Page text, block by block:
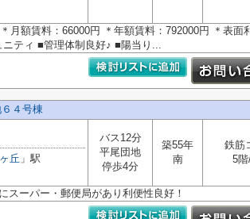
月額賃料：66000円 ＊年額賃料：792000円 ＊表面
ティ ■管理体制良好♪ ■陽当り...
４号棟
丘 」駅
バス12分
平尾団地
停歩4分
築55年
南
鉄筋
5階
スーパー・郵便局があり利便性良好！